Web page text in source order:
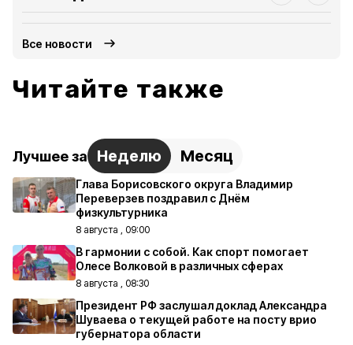
Все новости
Читайте также
Лучшее за Неделю Месяц
Глава Борисовского округа Владимир
Переверзев поздравил с Днём
физкультурника
8 августа , 09:00
В гармонии с собой. Как спорт помогает
Олесе Волковой в различных сферах
8 августа , 08:30
Президент РФ заслушал доклад Александра
Шуваева о текущей работе на посту врио
губернатора области